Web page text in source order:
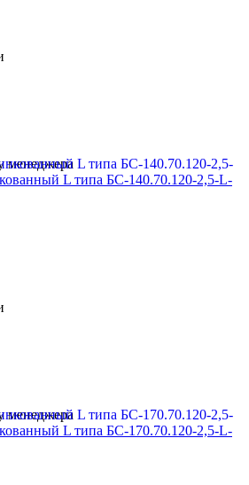
менеджера
L типа БС-140.70.120-2,5-L-
менеджера
L типа БС-170.70.120-2,5-L-